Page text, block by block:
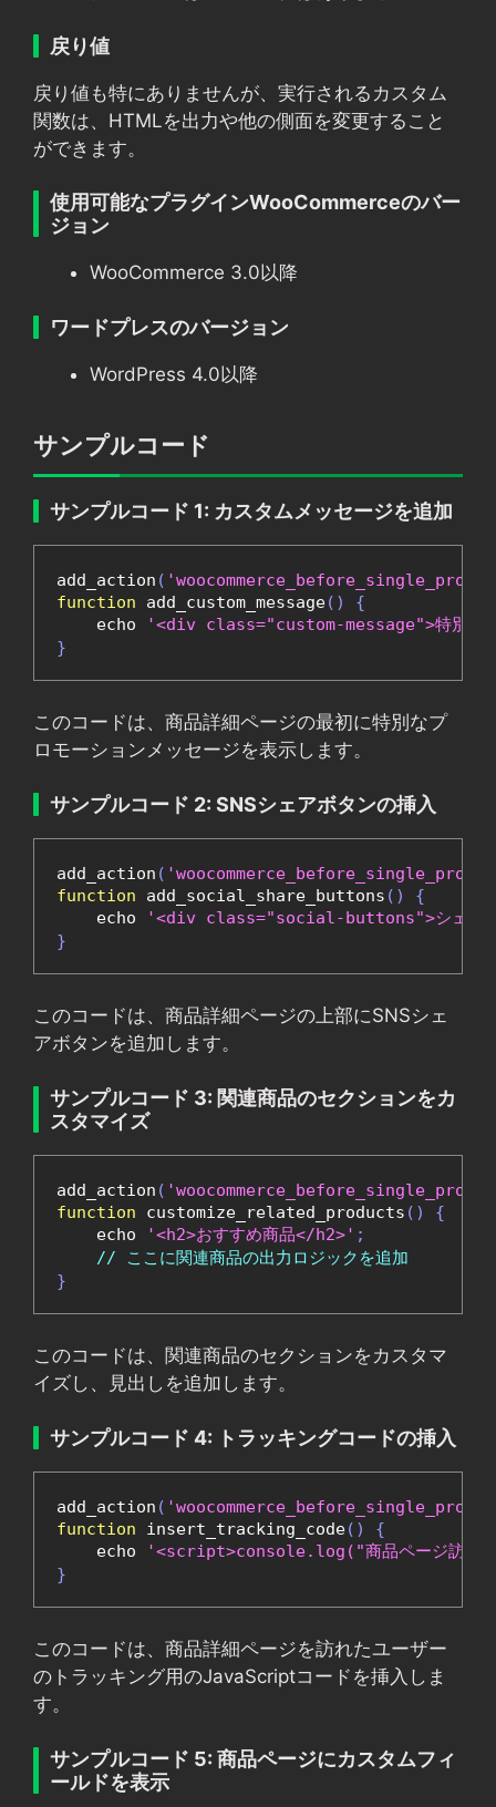
戻り値
戻り値も特にありませんが、実行されるカスタム
関数は、HTMLを出力や他の側面を変更すること
ができます。
使用可能なプラグインWooCommerceのバー
ジョン
WooCommerce 3.0以降
ワードプレスのバージョン
WordPress 4.0以降
サンプルコード
サンプルコード 1: カスタムメッセージを追加
add_action (
function add_custom_message()
{
    echo
'<div class="custom-message">特別プ
}
このコードは、商品詳細ページの最初に特別なプ
ロモーションメッセージを表示します。
サンプルコード 2: SNSシェアボタンの挿入
add_action (
function add_social_share_buttons ()
{
    echo
'<div class="social-buttons">シェ
}
このコードは、商品詳細ページの上部にSNSシェ
アボタンを追加します。
サンプルコード 3: 関連商品のセクションをカ
スタマイズ
add_action (
function customize_related_products ()
{
    echo
'<h2>おすすめ商品</h2>' ;
// ここに関連商品の出力ロジックを追加
}
このコードは、関連商品のセクションをカスタマ
イズし、見出しを追加します。
サンプルコード 4: トラッキングコードの挿入
add_action (
function insert_tracking_code()
{
    echo
'<script>console.log("商品ページ訪
}
このコードは、商品詳細ページを訪れたユーザー
のトラッキング用のJavaScriptコードを挿入しま
す。
サンプルコード 5: 商品ページにカスタムフィ
ールドを表示